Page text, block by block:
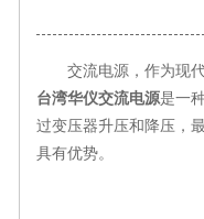
交流电源，作为现代
台湾华仪交流电源是一
过变压器升压和降压，
具有优势。